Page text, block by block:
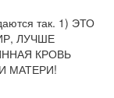
так. 1) ЭТО
ЛУЧШЕ
КРОВЬ
МАТЕРИ!